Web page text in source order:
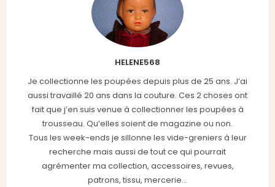
HELENE568
Je collectionne les poupées depuis plus de 25 ans. J’ai
aussi travaillé 20 ans dans la couture. Ces 2 choses ont
fait que j’en suis venue à collectionner les poupées à
trousseau. Qu’elles soient de magazine ou non.
Tous les week-ends je sillonne les vide-greniers à leur
recherche mais aussi de tout ce qui pourrait
agrémenter ma collection, accessoires, revues,
patrons, tissu, mercerie...